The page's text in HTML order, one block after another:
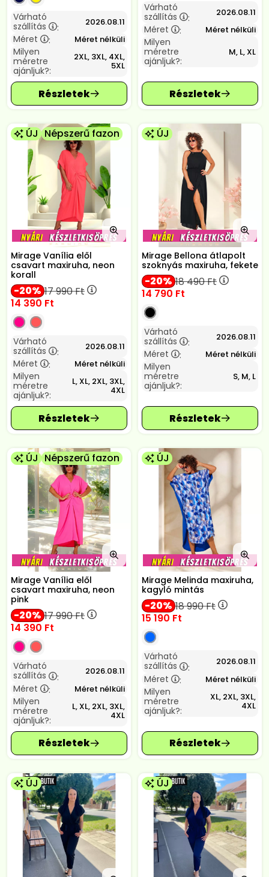
Várható
szállítás
: 2026.08.11
Méret : Méret nélküli
Milyen
méretre
ajánljuk?:
2XL, 3XL, 4XL,
5XL
Várható
szállítás
: 2026.08.11
Méret : Méret nélküli
Milyen
méretre
ajánljuk?:
M, L, XL
ÚJ Népszerű fazon
Mirage Vanília elől
csavart maxiruha, neon
korall
20 17 990Ft
14 390 Ft
Várható
szállítás
: 2026.08.11
Méret : Méret nélküli
Milyen
méretre
ajánljuk?:
L, XL, 2XL, 3XL,
4XL
ÚJ
Mirage Bellona átlapolt
szoknyás maxiruha, fekete
20 18 490Ft
14 790 Ft
Várható
szállítás
: 2026.08.11
Méret : Méret nélküli
Milyen
méretre
ajánljuk?:
S, M, L
ÚJ Népszerű fazon
Mirage Vanília elől
csavart maxiruha, neon
pink
20 17 990Ft
14 390 Ft
Várható
szállítás
: 2026.08.11
Méret : Méret nélküli
Milyen
méretre
ajánljuk?:
L, XL, 2XL, 3XL,
4XL
ÚJ
Mirage Melinda maxiruha,
kagyló mintás
20 18 990Ft
15 190 Ft
Várható
szállítás
: 2026.08.11
Méret : Méret nélküli
Milyen
méretre
ajánljuk?:
XL, 2XL, 3XL,
4XL
ÚJ ÚJ